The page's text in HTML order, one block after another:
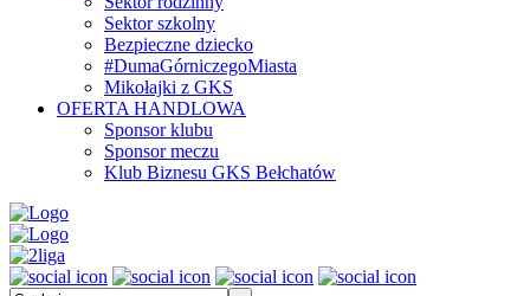
Sektor szkolny
Bezpieczne dziecko
#DumaGórniczegoMiasta
Mikołajki z GKS
OFERTA HANDLOWA
Sponsor klubu
Sponsor meczu
Klub Biznesu GKS Bełchatów